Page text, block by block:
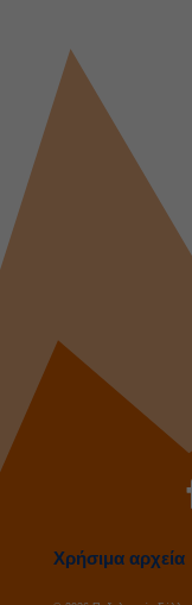
Χρήσιμα αρχεία